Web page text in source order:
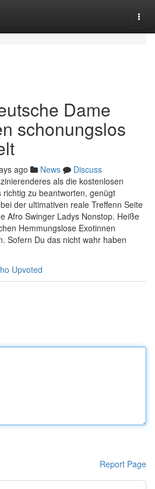
Dame
schonungslos
ago News
Discuss
als die kostenlosen
zu beantworten, genügt
der ultimativen reale Treffenn Seite
Afro Swinger Ladys Nonstop. Heiße
Hemmungslose Exotinnen
Sofern Du das nicht wahr haben
Upvoted
Report Page